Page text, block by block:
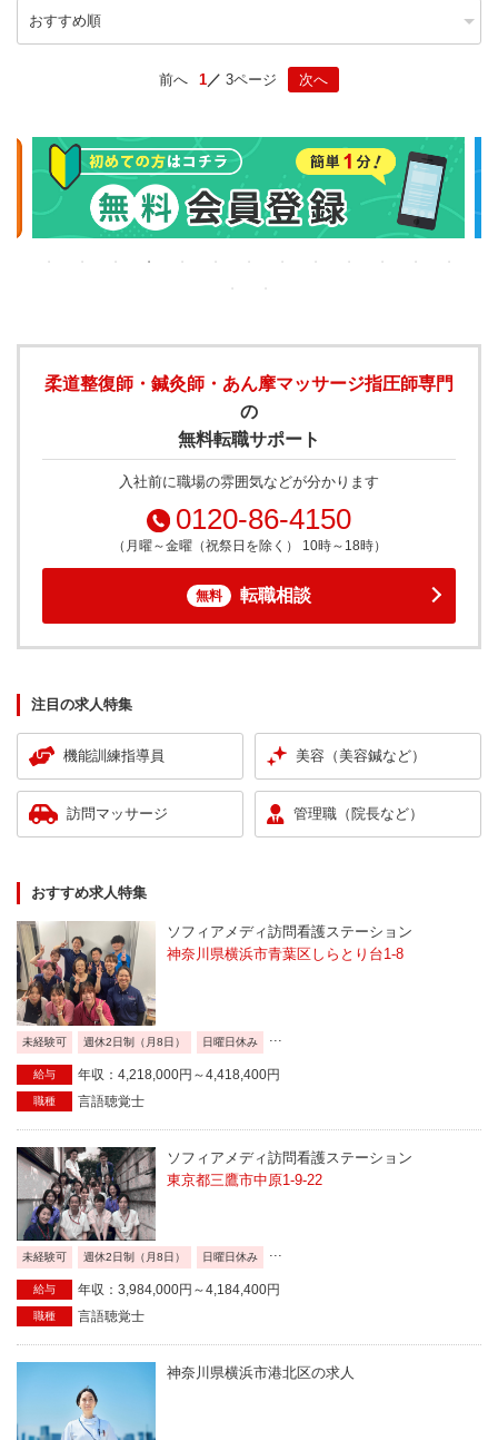
前へ 1 3ページ 次へ
柔道整復師・鍼灸師・あん摩マッサージ指圧師専門
の
無料転職サポート
入社前に職場の雰囲気などが分かります
0120-86-4150
（月曜～金曜（祝祭日を除く） 10時～18時）
無料 転職相談
注目の求人特集
機能訓練指導員 美容（美容鍼など）
訪問マッサージ 管理職（院長など）
おすすめ求人特集
ソフィアメディ訪問看護ステーション
神奈川県横浜市青葉区しらとり台1-8
未経験可 週休2日制（月8日） 日曜日休み
給与 年収：4,218,000円～4,418,400円
職種 言語聴覚士
ソフィアメディ訪問看護ステーション
東京都三鷹市中原1-9-22
未経験可 週休2日制（月8日） 日曜日休み
給与 年収：3,984,000円～4,184,400円
職種 言語聴覚士
神奈川県横浜市港北区の求人